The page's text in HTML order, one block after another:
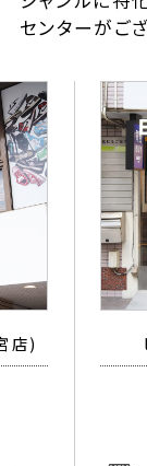
センターがご
店)